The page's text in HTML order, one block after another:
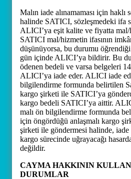
Malın iade alınamaması için haklı
halinde SATICI, sözleşmedeki ifa
ALICI’ya eşit kalite ve fiyatta
SATICI mal/hizmetin ifasının
düşünüyorsa, bu durumu
gün içinde ALICI’ya bildirir. Bu
ödenen bedeli ve varsa belgeleri
ALICI’ya iade eder. ALICI iade
bilgilendirme formunda belirtilen
kargo şirketi ile SATICI’ya
kargo bedeli SATICI’ya aittir.
malı ön bilgilendirme formunda
için öngördüğü anlaşmalı kargo
şirketi ile göndermesi halinde, iade
kargo sürecinde uğrayacağı
değildir.
CAYMA HAKKININ
DURUMLAR